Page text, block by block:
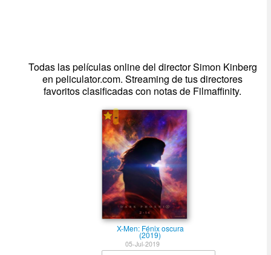
Todas las películas online del director Simon Kinberg
en peliculator.com. Streaming de tus directores
favoritos clasificadas con notas de Filmaffinity.
-
X-Men: Fénix oscura
(2019)
05-Jul-2019